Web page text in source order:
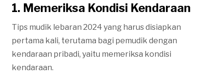
1. Memeriksa Kondisi Kendaraan
Tips mudik lebaran 2024 yang harus disiapkan
pertama kali, terutama bagi pemudik dengan
kendaraan pribadi, yaitu memeriksa kondisi
kendaraan.